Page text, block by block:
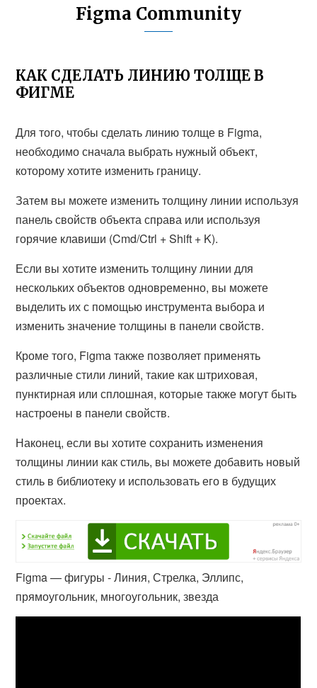
Figma Community
КАК СДЕЛАТЬ ЛИНИЮ ТОЛЩЕ В
ФИГМЕ
Для того, чтобы сделать линию толще в Figma,
необходимо сначала выбрать нужный объект,
которому хотите изменить границу.
Затем вы можете изменить толщину линии используя
панель свойств объекта справа или используя
горячие клавиши (Cmd/Ctrl + Shift + K).
Если вы хотите изменить толщину линии для
нескольких объектов одновременно, вы можете
выделить их с помощью инструмента выбора и
изменить значение толщины в панели свойств.
Кроме того, Figma также позволяет применять
различные стили линий, такие как штриховая,
пунктирная или сплошная, которые также могут быть
настроены в панели свойств.
Наконец, если вы хотите сохранить изменения
толщины линии как стиль, вы можете добавить новый
стиль в библиотеку и использовать его в будущих
проектах.
Figma — фигуры - Линия, Стрелка, Эллипс,
прямоугольник, многоугольник, звезда